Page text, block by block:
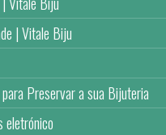
| Vitale Biju
Preservar a sua Bijuteria
eletrónico